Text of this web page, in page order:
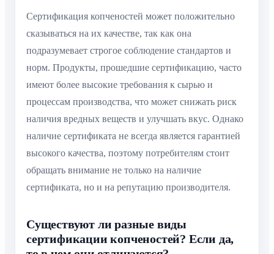
Сертификация копченостей может положительно
сказываться на их качестве, так как она
подразумевает строгое соблюдение стандартов и
норм. Продукты, прошедшие сертификацию, часто
имеют более высокие требования к сырью и
процессам производства, что может снижать риск
наличия вредных веществ и улучшать вкус. Однако
наличие сертификата не всегда является гарантией
высокого качества, поэтому потребителям стоит
обращать внимание не только на наличие
сертификата, но и на репутацию производителя.
Существуют ли разные виды
сертификации копченостей? Если да,